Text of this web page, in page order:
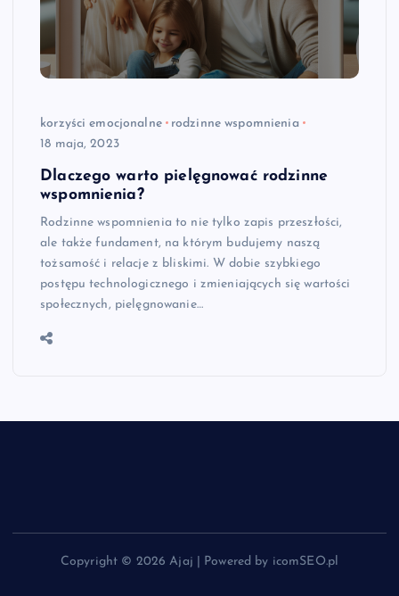
korzyści emocjonalne
rodzinne wspomnienia
18 maja, 2023
Dlaczego warto pielęgnować rodzinne
wspomnienia?
Rodzinne wspomnienia to nie tylko zapis przeszłości,
ale także fundament, na którym budujemy naszą
tożsamość i relacje z bliskimi. W dobie szybkiego
postępu technologicznego i zmieniających się wartości
społecznych, pielęgnowanie…
Copyright © 2026 Ajaj | Powered by icomSEO.pl